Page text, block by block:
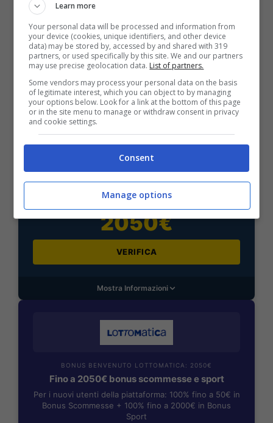
200€
VERIFICA
Mostra Informazioni
BONUS BENVENUTO GOLDBET: 2.050€
Fino a 2050€ sport e casino
Scommesse + 50% del primo deposito fino a 50€
2050€
VERIFICA
Mostra Informazioni
BONUS BENVENUTO LOTTOMATICA: 2050€
Fino a 2050€ bonus scommesse e sport
Per i nuovi utenti della piattaforma: 100% fino a 50€ in
Bonus Scommesse + 100% fino a 2000€ in Bonus
Sport
Learn more
Your personal data will be processed and information from
your device (cookies, unique identifiers, and other device
data) may be stored by, accessed by and shared with 319
partners, or used specifically by this site. We and our partners
may use precise geolocation data. List of partners.
Some vendors may process your personal data on the basis
of legitimate interest, which you can object to by managing
your options below. Look for a link at the bottom of this page
or in the site menu to manage or withdraw consent in privacy
and cookie settings.
Consent
Manage options